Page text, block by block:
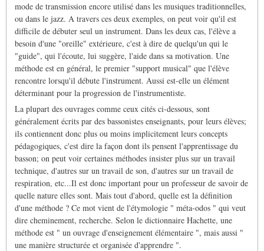
mode de transmission encore utilisé dans les musiques traditionnelles,
ou dans le jazz. A travers ces deux exemples, on peut voir qu'il est
difficile de débuter seul un instrument. Dans les deux cas, l'élève a
besoin d'une "oreille" extérieure, c'est à dire de quelqu'un qui le
"guide", qui l'écoute, lui suggère, l'aide dans sa motivation. Une
méthode est en général, le premier "support musical" que l'élève
rencontre lorsqu'il débute l'instrument. Aussi est-elle un élément
déterminant pour la progression de l'instrumentiste.
La plupart des ouvrages comme ceux cités ci-dessous, sont
généralement écrits par des bassonistes enseignants, pour leurs élèves;
ils contiennent donc plus ou moins implicitement leurs concepts
pédagogiques, c'est dire la façon dont ils pensent l'apprentissage du
basson; on peut voir certaines méthodes insister plus sur un travail
technique, d'autres sur un travail de son, d'autres sur un travail de
respiration, etc...Il est donc important pour un professeur de savoir de
quelle nature elles sont. Mais tout d'abord, quelle est la définition
d'une méthode ? Ce mot vient de l'étymologie " méta-odos " qui veut
dire cheminement, recherche. Selon le dictionnaire Hachette, une
méthode est " un ouvrage d'enseignement élémentaire ", mais aussi "
une manière structurée et organisée d'apprendre ".